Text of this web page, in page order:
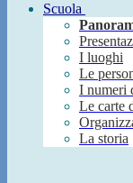
Scuola
I luoghi
Le
I numeri
Le carte
La storia